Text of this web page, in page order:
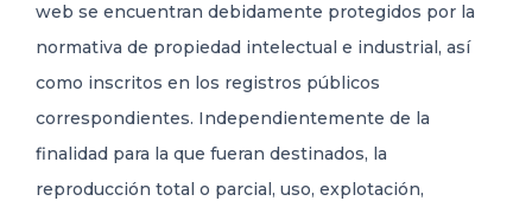
web se encuentran debidamente protegidos por la
normativa de propiedad intelectual e industrial, así
como inscritos en los registros públicos
correspondientes. Independientemente de la
finalidad para la que fueran destinados, la
reproducción total o parcial, uso, explotación,